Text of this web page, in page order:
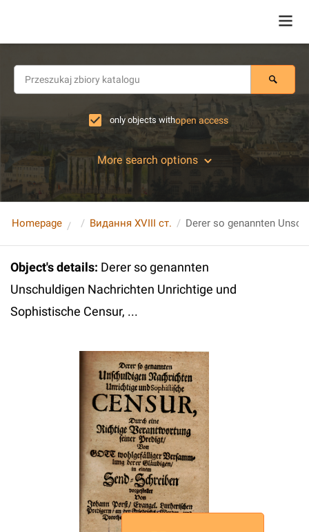
only objects withopen access
More search options
Homepage Видання XVIII ст.
Object's details: Derer so genannten
Unschuldigen Nachrichten Unrichtige und
Sophistische Censur, ...